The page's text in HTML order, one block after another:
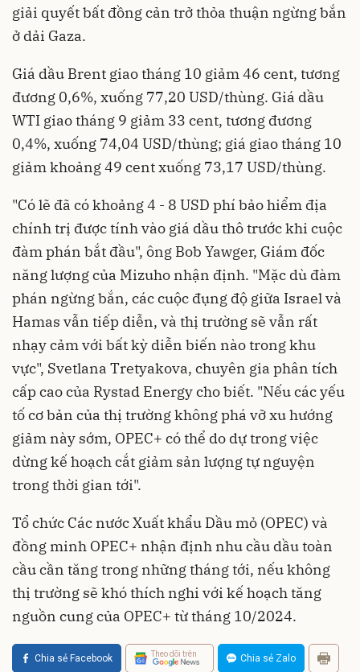
giải quyết bất đồng cản trở thỏa thuận ngừng bắn
ở dải Gaza.
Giá dầu Brent giao tháng 10 giảm 46 cent, tương
đương 0,6%, xuống 77,20 USD/thùng. Giá dầu
WTI giao tháng 9 giảm 33 cent, tương đương
0,4%, xuống 74,04 USD/thùng; giá giao tháng 10
giảm khoảng 49 cent xuống 73,17 USD/thùng.
"Có lẽ đã có khoảng 4 - 8 USD phí bảo hiểm địa
chính trị được tính vào giá dầu thô trước khi cuộc
đàm phán bắt đầu", ông Bob Yawger, Giám đốc
năng lượng của Mizuho nhận định. "Mặc dù đàm
phán ngừng bắn, các cuộc đụng độ giữa Israel và
Hamas vẫn tiếp diễn, và thị trường sẽ vẫn rất
nhạy cảm với bất kỳ diễn biến nào trong khu
vực", Svetlana Tretyakova, chuyên gia phân tích
cấp cao của Rystad Energy cho biết. "Nếu các yếu
tố cơ bản của thị trường không phá vỡ xu hướng
giảm này sớm, OPEC+ có thể do dự trong việc
dừng kế hoạch cắt giảm sản lượng tự nguyện
trong thời gian tới".
Tổ chức Các nước Xuất khẩu Dầu mỏ (OPEC) và
đồng minh OPEC+ nhận định nhu cầu dầu toàn
cầu cần tăng trong những tháng tới, nếu không
thị trường sẽ khó thích nghi với kế hoạch tăng
nguồn cung của OPEC+ từ tháng 10/2024.
Chia sẻ Facebook Theo dõi trên Chia sẻ Zalo